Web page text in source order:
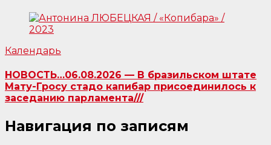
Календарь
НОВОСТЬ…06.08.2026 — В бразильском штате
Мату-Гросу стадо капибар присоединилось к
заседанию парламента///
Навигация по записям